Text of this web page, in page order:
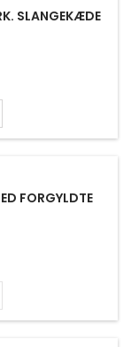
SLANGEKÆDE
FORGYLDTE